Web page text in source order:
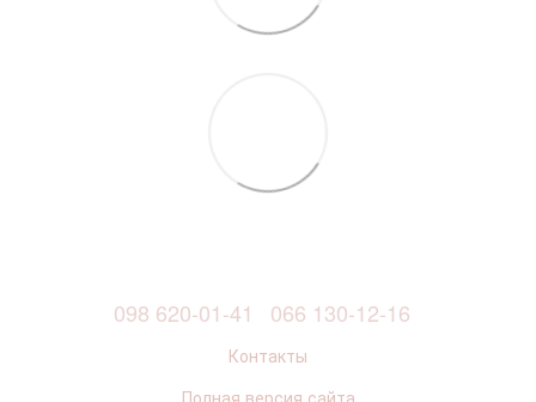
098 620-01-41 066 130-12-16
Контакты
Полная версия сайта